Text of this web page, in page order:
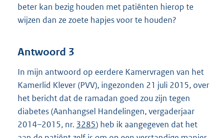
beter kan bezig houden met patiënten hierop te
wijzen dan ze zoete hapjes voor te houden?
Antwoord 3
In mijn antwoord op eerdere Kamervragen van het
Kamerlid Klever (PVV), ingezonden 21 juli 2015, over
het bericht dat de ramadan goed zou zijn tegen
diabetes (Aanhangsel Handelingen, vergaderjaar
2014–2015, nr. 3285) heb ik aangegeven dat het